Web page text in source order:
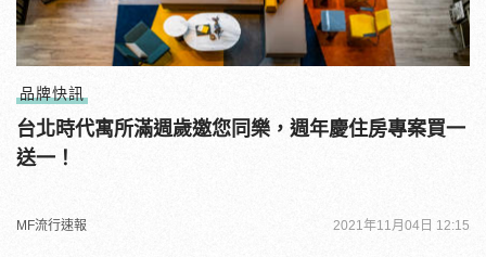
品牌快訊
台北時代寓所滿週歲邀您同樂，週年慶住房專案買一
送一！
MF流行速報 2021年11月04日 12:15